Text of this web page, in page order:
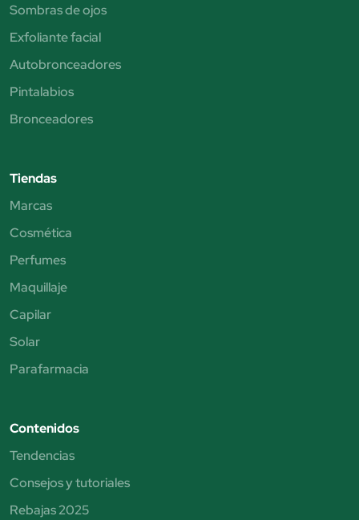
Sombras de ojos
Exfoliante facial
Autobronceadores
Pintalabios
Bronceadores
Tiendas
Marcas
Cosmética
Perfumes
Maquillaje
Capilar
Solar
Parafarmacia
Contenidos
Tendencias
Consejos y tutoriales
Rebajas 2025